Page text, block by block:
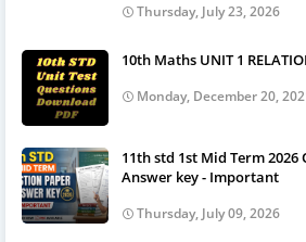
Thursday, July 23, 2026
10th Maths UNIT 1
Monday, December 20,
11th std 1st Mid Term
Answer key - Important
Thursday, July 09, 2026